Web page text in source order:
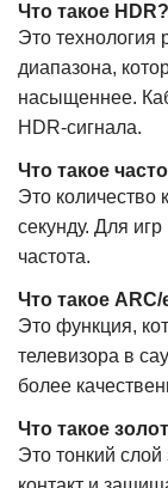
Что такое HDR?
Это технология
диапазона,
насыщеннее.
HDR-сигнала.
Что такое
Это количество
секунду. Для
частота.
Что такое ARC/
Это функция,
телевизора в
более
Что такое
Это тонкий